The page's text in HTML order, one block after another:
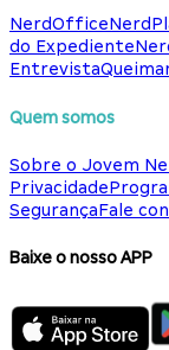
NerdOffice
do Expediente
Entrevista
Quem somos
Sobre o Jovem
Privacidade
SegurançaFale
Baixe o nosso APP